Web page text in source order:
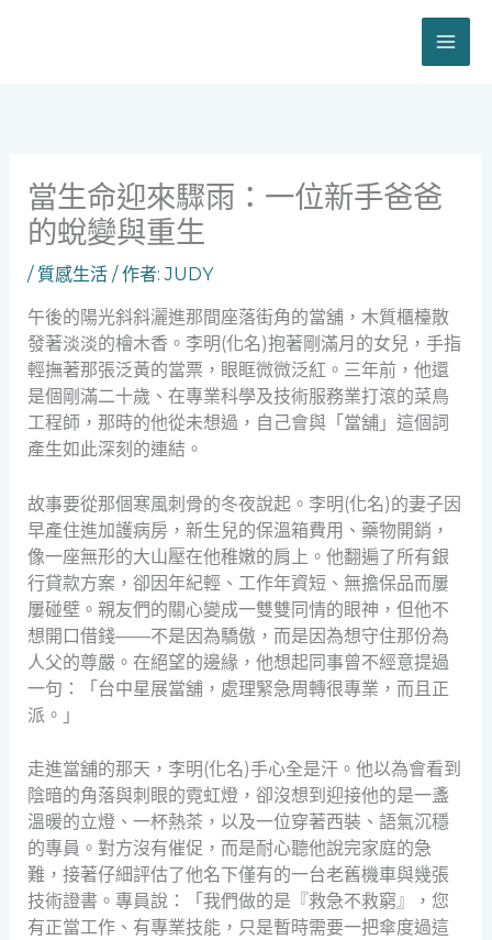
當生命迎來驟雨：一位新手爸爸
的蛻變與重生
/ 質感生活/ 作者:JUDY
午後的陽光斜斜灑進那間座落街角的當舖，木質櫃檯散
發著淡淡的檜木香。李明(化名)抱著剛滿月的女兒，手指
輕撫著那張泛黃的當票，眼眶微微泛紅。三年前，他還
是個剛滿二十歲、在專業科學及技術服務業打滾的菜鳥
工程師，那時的他從未想過，自己會與「當舖」這個詞
產生如此深刻的連結。
故事要從那個寒風刺骨的冬夜說起。李明(化名)的妻子因
早產住進加護病房，新生兒的保溫箱費用、藥物開銷，
像一座無形的大山壓在他稚嫩的肩上。他翻遍了所有銀
行貸款方案，卻因年紀輕、工作年資短、無擔保品而屢
屢碰壁。親友們的關心變成一雙雙同情的眼神，但他不
想開口借錢——不是因為驕傲，而是因為想守住那份為
人父的尊嚴。在絕望的邊緣，他想起同事曾不經意提過
一句：「台中星展當舖，處理緊急周轉很專業，而且正
派。」
走進當舖的那天，李明(化名)手心全是汗。他以為會看到
陰暗的角落與刺眼的霓虹燈，卻沒想到迎接他的是一盞
溫暖的立燈、一杯熱茶，以及一位穿著西裝、語氣沉穩
的專員。對方沒有催促，而是耐心聽他說完家庭的急
難，接著仔細評估了他名下僅有的一台老舊機車與幾張
技術證書。專員說：「我們做的是『救急不救窮』，您
有正當工作、有專業技能，只是暫時需要一把傘度過這